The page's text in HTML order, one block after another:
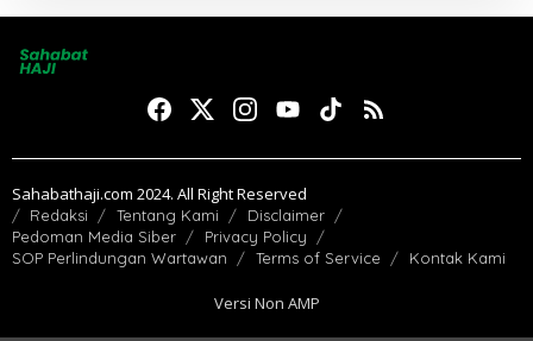
Sahabathaji.com 2024. All Right Reserved
Redaksi Tentang Kami
Disclaimer
Pedoman Media Siber
Privacy Policy
SOP Perlindungan Wartawan
Terms of Service Kontak Kami
Versi Non AMP